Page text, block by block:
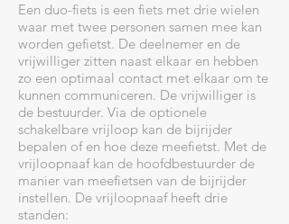
Een duo-fiets is een fiets met drie wielen
waar met twee personen samen mee kan
worden gefietst. De deelnemer en de
vrijwilliger zitten naast elkaar en hebben
zo een optimaal contact met elkaar om te
kunnen communiceren. De vrijwilliger is
de bestuurder. Via de optionele
schakelbare vrijloop kan de bijrijder
bepalen of en hoe deze meefietst. Met de
vrijloopnaaf kan de hoofdbestuurder de
manier van meefietsen van de bijrijder
instellen. De vrijloopnaaf heeft drie
standen: